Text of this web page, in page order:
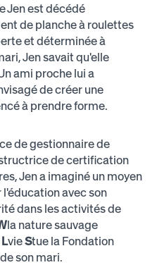
Jen est décédé
de planche à roulettes
et déterminée à
Jen savait qu'elle
ami proche lui a
de créer une
à prendre forme.
de gestionnaire de
de certification
Jen a imaginé un moyen
avec son
dans les activités de
la nature sauvage
LvieStue la Fondation
son mari.